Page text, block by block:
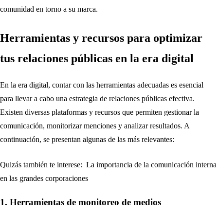
comunidad en torno a su marca.
Herramientas y recursos para optimizar
tus relaciones públicas en la era digital
En la era digital, contar con las herramientas adecuadas es esencial
para llevar a cabo una estrategia de relaciones públicas efectiva.
Existen diversas plataformas y recursos que permiten gestionar la
comunicación, monitorizar menciones y analizar resultados. A
continuación, se presentan algunas de las más relevantes:
Quizás también te interese: La importancia de la comunicación interna
en las grandes corporaciones
1. Herramientas de monitoreo de medios